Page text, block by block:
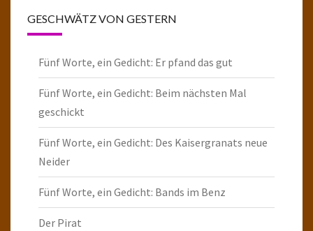
GESCHWÄTZ VON GESTERN
Fünf Worte, ein Gedicht: Er pfand das gut
Fünf Worte, ein Gedicht: Beim nächsten Mal
geschickt
Fünf Worte, ein Gedicht: Des Kaisergranats neue
Neider
Fünf Worte, ein Gedicht: Bands im Benz
Der Pirat